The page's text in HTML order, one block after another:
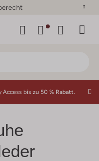
Access bis zu 50 % Rabatt.